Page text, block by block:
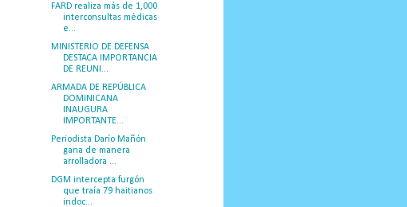
FARD realiza más de 1,000
interconsultas médicas
e...
MINISTERIO DE DEFENSA
DESTACA IMPORTANCIA
DE REUNI...
ARMADA DE REPÚBLICA
DOMINICANA
INAUGURA
IMPORTANTE...
Periodista Darío Mañón
gana de manera
arrolladora ...
DGM intercepta furgón
que traía 79 haitianos
indoc...